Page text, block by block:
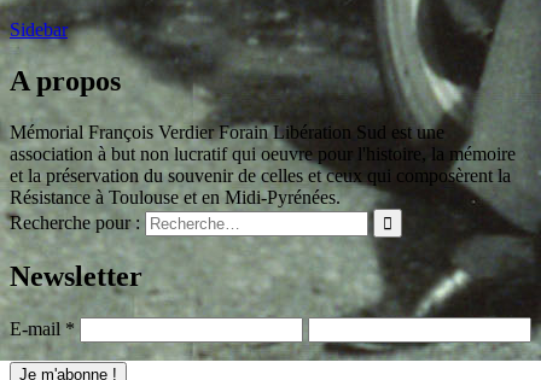
Sidebar
A propos
Mémorial François Verdier Forain Libération Sud est une
association à but non lucratif qui oeuvre pour l'histoire, la mémoire
et la préservation du souvenir de celles et ceux qui composèrent la
Résistance à Toulouse et en Midi-Pyrénées.
Recherche pour :
Newsletter
E-mail *